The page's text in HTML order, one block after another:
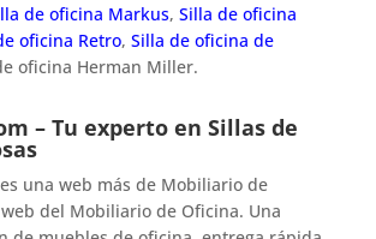
de oficina Markus, Silla de oficina
oficina Retro, Silla de oficina de
oficina Herman Miller.
– Tu experto en Sillas de
es una web más de Mobiliario de
del Mobiliario de Oficina. Una